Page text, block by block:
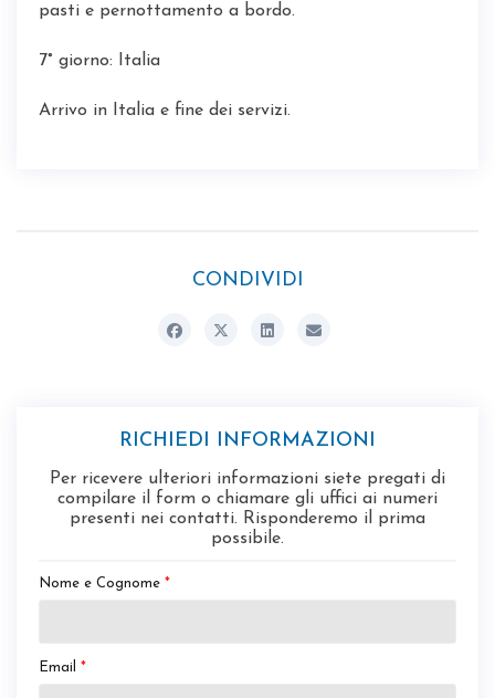
pasti e pernottamento a bordo.
7° giorno: Italia
Arrivo in Italia e fine dei servizi.
CONDIVIDI
RICHIEDI INFORMAZIONI
Per ricevere ulteriori informazioni siete pregati di
compilare il form o chiamare gli uffici ai numeri
presenti nei contatti. Risponderemo il prima
possibile.
Nome e Cognome *
Email *